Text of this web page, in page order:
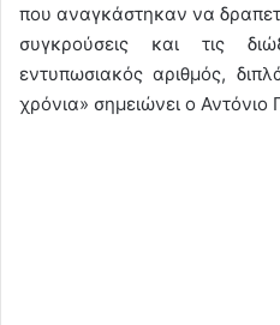
που αναγκάστηκαν να
συγκρούσεις και τις
εντυπωσιακός αριθμός,
χρόνια» σημειώνει ο Αντόνιο